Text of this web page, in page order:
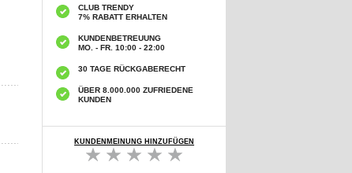
CLUB TRENDY
7% RABATT ERHALTEN
KUNDENBETREUUNG
MO. - FR. 10:00 - 22:00
30 TAGE RÜCKGABERECHT
ÜBER 8.000.000 ZUFRIEDENE
KUNDEN
KUNDENMEINUNG HINZUFÜGEN